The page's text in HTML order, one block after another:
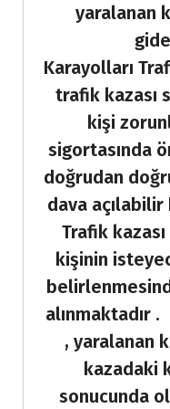
yaralanan
Karayolları
trafik kazası
kişi
sigortasında
doğrudan
dava
Trafik
kişinin
alınmaktadır
, yaralanan
kazadaki
sonucunda